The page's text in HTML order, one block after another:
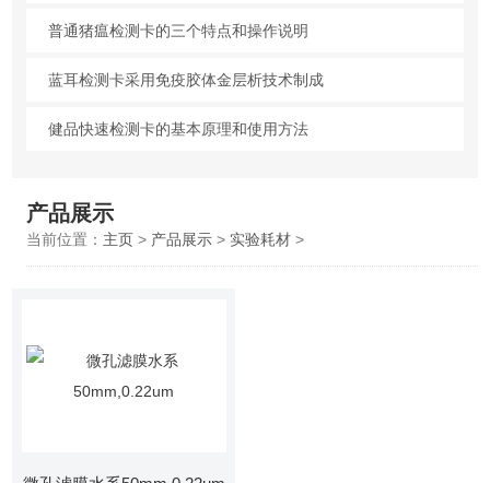
普通猪瘟检测卡的三个特点和操作说明
蓝耳检测卡采用免疫胶体金层析技术制成
健品快速检测卡的基本原理和使用方法
产品展示
当前位置： 主页> 产品展示> 实验耗材>